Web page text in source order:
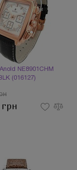
NE8901CHM
(016127)